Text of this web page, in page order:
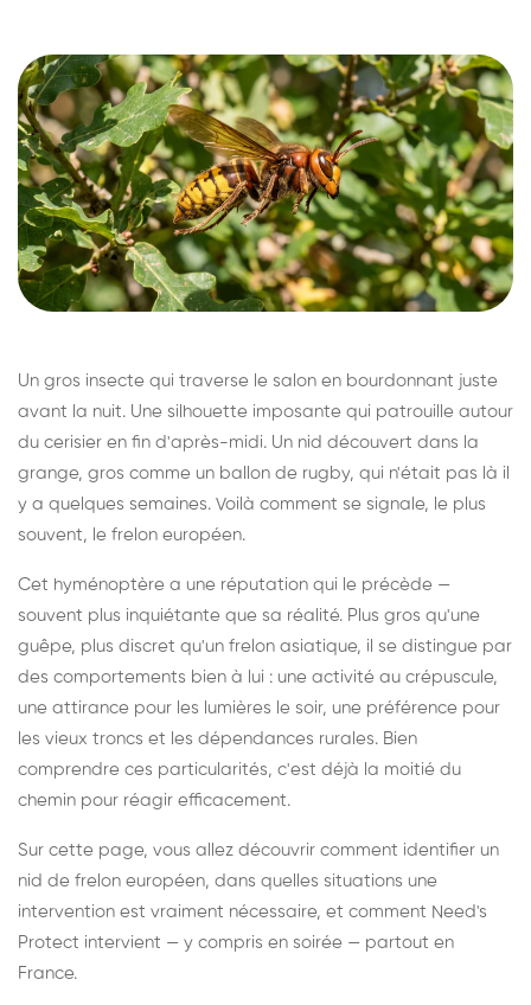
Un gros insecte qui traverse le salon en bourdonnant juste
avant la nuit. Une silhouette imposante qui patrouille autour
du cerisier en fin d'après-midi. Un nid découvert dans la
grange, gros comme un ballon de rugby, qui n'était pas là il
y a quelques semaines. Voilà comment se signale, le plus
souvent, le frelon européen.
Cet hyménoptère a une réputation qui le précède —
souvent plus inquiétante que sa réalité. Plus gros qu'une
guêpe, plus discret qu'un frelon asiatique, il se distingue par
des comportements bien à lui : une activité au crépuscule,
une attirance pour les lumières le soir, une préférence pour
les vieux troncs et les dépendances rurales. Bien
comprendre ces particularités, c'est déjà la moitié du
chemin pour réagir efficacement.
Sur cette page, vous allez découvrir comment identifier un
nid de frelon européen, dans quelles situations une
intervention est vraiment nécessaire, et comment Need's
Protect intervient — y compris en soirée — partout en
France.